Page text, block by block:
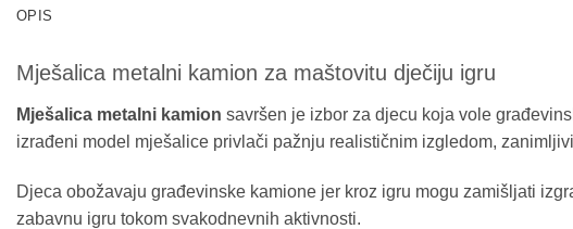
OPIS
Mješalica metalni kamion za maštovitu dječiju igru
Mješalica metalni kamion savršen je izbor za djecu koja vole
izrađeni model mješalice privlači pažnju realističnim izgledom,
Djeca obožavaju građevinske kamione jer kroz igru mogu zamišljati
zabavnu igru tokom svakodnevnih aktivnosti.